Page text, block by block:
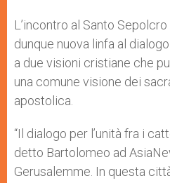
L’incontro al Santo
dunque nuova linfa al
a due visioni cristiane che
una comune visione dei
apostolica.
“Il dialogo per l’unità fra i
detto Bartolomeo ad
Gerusalemme. In questa